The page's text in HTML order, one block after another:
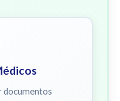
documentos